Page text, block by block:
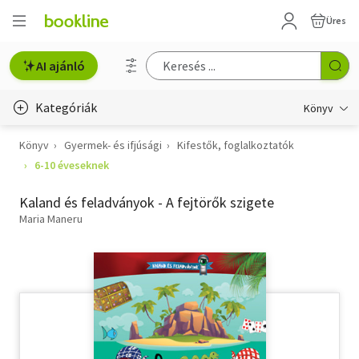
Üres
AI ajánló
Kategóriák Könyv
Életmód, egészség
Gyermek- és ifjúsági
Hobbi, szabadidő
Könyv Gyermek- és ifjúsági
Kifestők, foglalkoztatók
6-10 éveseknek
Kaland és feladványok - A fejtörők szigete
Maria Maneru